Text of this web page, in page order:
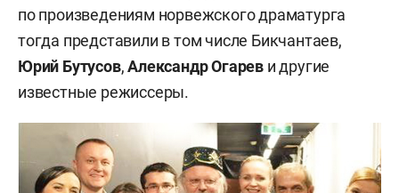
по произведениям норвежского драматурга
тогда представили в том числе Бикчантаев,
Юрий Бутусов,Александр Огарев и другие
известные режиссеры.